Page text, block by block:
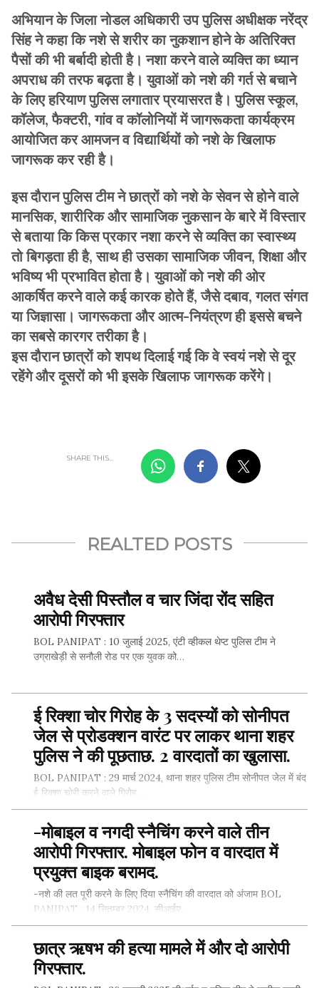
अभियान के जिला नोडल अधिकारी उप पुलिस अधीक्षक नरेंद्र
सिंह ने कहा कि नशे से शरीर का नुकशान होने के अतिरिक्त
पैसों की भी बर्बादी होती है। नशा करने वाले व्यक्ति का ध्यान
अपराध की तरफ बढ़ता है। युवाओं को नशे की गर्त से बचाने
के लिए हरियाण पुलिस लगातार प्रयासरत है। पुलिस स्कूल,
कॉलेज, फैक्टरी, गांव व कॉलोनियों में जागरूकता कार्यक्रम
आयोजित कर आमजन व विद्यार्थियों को नशे के खिलाफ
जागरूक कर रही है।
इस दौरान पुलिस टीम ने छात्रों को नशे के सेवन से होने वाले
मानसिक, शारीरिक और सामाजिक नुकसान के बारे में विस्तार
से बताया कि किस प्रकार नशा करने से व्यक्ति का स्वास्थ्य
तो बिगड़ता ही है, साथ ही उसका सामाजिक जीवन, शिक्षा और
भविष्य भी प्रभावित होता है। युवाओं को नशे की ओर
आकर्षित करने वाले कई कारक होते हैं, जैसे दबाव, गलत संगत
या जिज्ञासा। जागरूकता और आत्म-नियंत्रण ही इससे बचने
का सबसे कारगर तरीका है।
इस दौरान छात्रों को शपथ दिलाई गई कि वे स्वयं नशे से दूर
रहेंगे और दूसरों को भी इसके खिलाफ जागरूक करेंगे।
SHARE THIS...
REALTED POSTS
अवैध देसी पिस्तौल व चार जिंदा रोंद सहित
आरोपी गिरफ्तार
BOL PANIPAT : 10 जुलाई 2025, एंटी व्हीकल थेप्ट पुलिस टीम ने
उग्राखेड़ी से सनौली रोड पर एक युवक को…
SHARE THIS...
ई रिक्शा चोर गिरोह के 3 सदस्यों को सोनीपत
जेल से प्रोडक्शन वारंट पर लाकर थाना शहर
पुलिस ने की पूछताछ. 2 वारदातों का खुलासा.
BOL PANIPAT : 29 मार्च 2024, थाना शहर पुलिस टीम सोनीपत जेल में बंद
ई रिक्शा चोरी करने वाले गिरोह…
SHARE THIS...
-मोबाइल व नगदी स्नैचिंग करने वाले तीन
आरोपी गिरफ्तार. मोबाइल फोन व वारदात में
प्रयुक्त बाइक बरामद.
-नशे की लत पूरी करने के लिए दिया स्नैचिंग की वारदात को अंजाम BOL
PANIPAT : 14 सितम्बर 2024, सीआईए…
SHARE THIS...
छात्र ऋषभ की हत्या मामले में और दो आरोपी
गिरफ्तार.